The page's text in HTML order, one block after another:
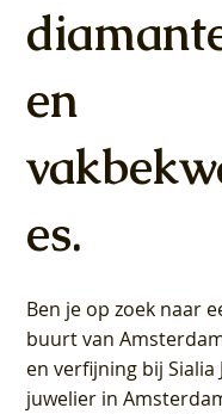
en
es.
Ben je op zoek naar
buurt van
en verfijning bij Sialia
juwelier in